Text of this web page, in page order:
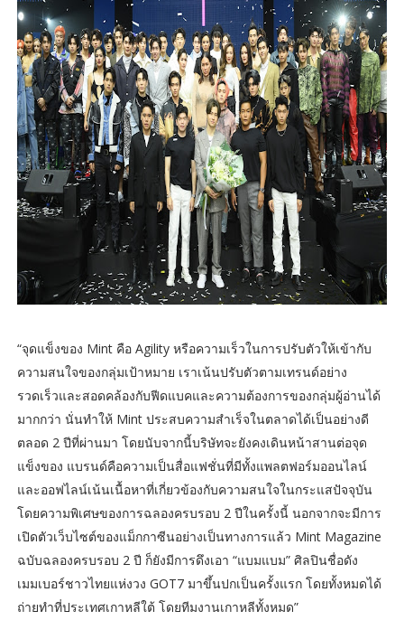
“จุดแข็งของ Mint คือ Agility หรือความเร็วในการปรับตัวให้เข้ากับ
ความสนใจของกลุ่มเป้าหมาย เราเน้นปรับตัวตามเทรนด์อย่าง
รวดเร็วและสอดคล้องกับฟีดแบคและความต้องการของกลุ่มผู้อ่านได้
มากกว่า นั่นทำให้ Mint ประสบความสำเร็จในตลาดได้เป็นอย่างดี
ตลอด 2 ปีที่ผ่านมา โดยนับจากนี้บริษัทจะยังคงเดินหน้าสานต่อจุด
แข็งของ แบรนด์คือความเป็นสื่อแฟชั่นที่มีทั้งแพลตฟอร์มออนไลน์
และออฟไลน์เน้นเนื้อหาที่เกี่ยวข้องกับความสนใจในกระแสปัจจุบัน
โดยความพิเศษของการฉลองครบรอบ 2 ปีในครั้งนี้ นอกจากจะมีการ
เปิดตัวเว็บไซต์ของแม็กกาซีนอย่างเป็นทางการแล้ว Mint Magazine
ฉบับฉลองครบรอบ 2 ปี ก็ยังมีการดึงเอา “แบมแบม” ศิลปินชื่อดัง
เมมเบอร์ชาวไทยแห่งวง GOT7 มาขึ้นปกเป็นครั้งแรก โดยทั้งหมดได้
ถ่ายทำที่ประเทศเกาหลีใต้ โดยทีมงานเกาหลีทั้งหมด”